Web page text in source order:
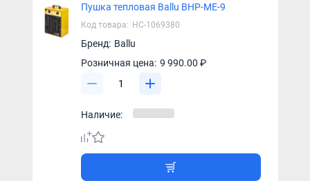
Пушка тепловая Ballu BHP-ME-9
Код товара: НС-1069380
Бренд: Ballu
Розничная цена: 9 990.00 ₽
Наличие: